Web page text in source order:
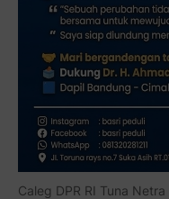
Caleg DPR RI Tuna Netra